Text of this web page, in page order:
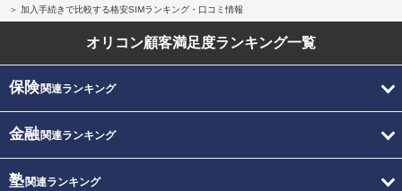
加入手続きで比較する格安SIMランキング・口コミ情報
オリコン顧客満足度ランキング一覧
保険関連ランキング
金融関連ランキング
塾関連ランキング